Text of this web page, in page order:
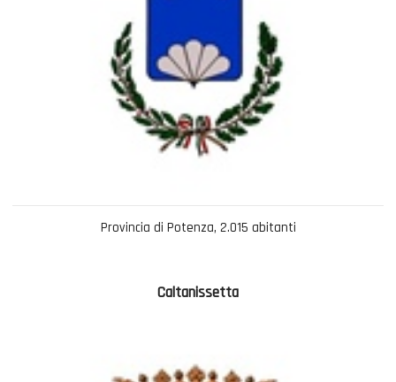
Provincia di Potenza, 2.015 abitanti
Caltanissetta